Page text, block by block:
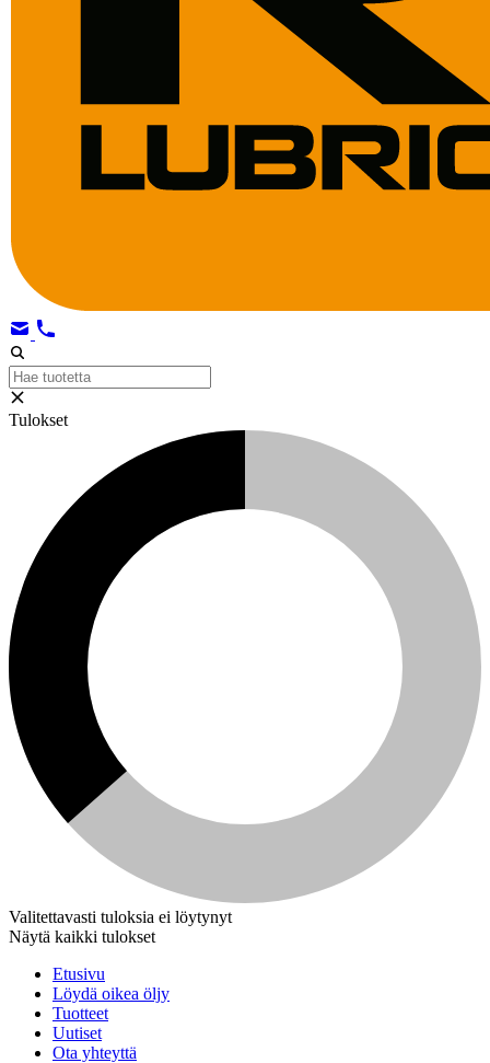
Tulokset
Valitettavasti tuloksia ei löytynyt
Näytä kaikki tulokset
Etusivu
Löydä oikea öljy
Tuotteet
Uutiset
Ota yhteyttä